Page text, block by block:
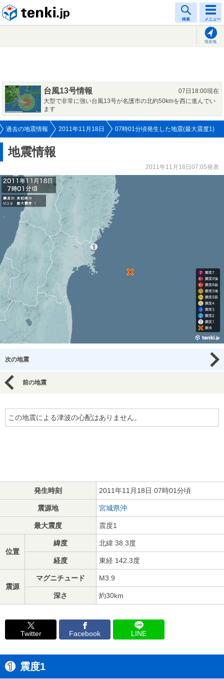
検索 メニュー
現在地
台風13号情報
07日18:00現在
大型で非常に強い台風13号が名護市の北約50kmを西に進んでい
ます
過去の地震情報 2011年11月18日 07時01分頃発生した地震(最大震度1)
地震情報
2011年11月18日07:05発表
次の地震
前の地震
この地震による津波の心配はありません。
発生時刻 2011年11月18日 07時01分頃
震源地 宮城県沖
最大震度 震度1
位置
緯度 北緯 38.3度
経度 東経 142.3度
震源
マグニチュード M3.9
深さ 約30km
Twitter Facebook LINE
震度1